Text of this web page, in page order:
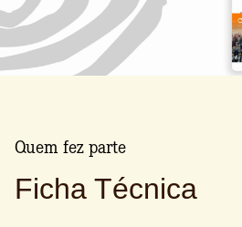
Quem fez parte
Ficha Técnica